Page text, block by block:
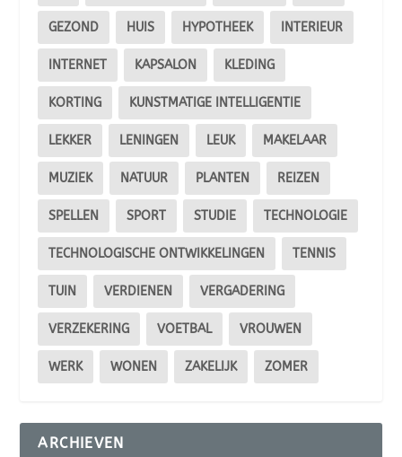
GEZOND HUIS HYPOTHEEK INTERIEUR
INTERNET KAPSALON KLEDING
KORTING KUNSTMATIGE INTELLIGENTIE
LEKKER LENINGEN LEUK MAKELAAR
MUZIEK NATUUR PLANTEN REIZEN
SPELLEN SPORT STUDIE TECHNOLOGIE
TECHNOLOGISCHE ONTWIKKELINGEN TENNIS
TUIN VERDIENEN VERGADERING
VERZEKERING VOETBAL VROUWEN
WERK WONEN ZAKELIJK ZOMER
ARCHIEVEN